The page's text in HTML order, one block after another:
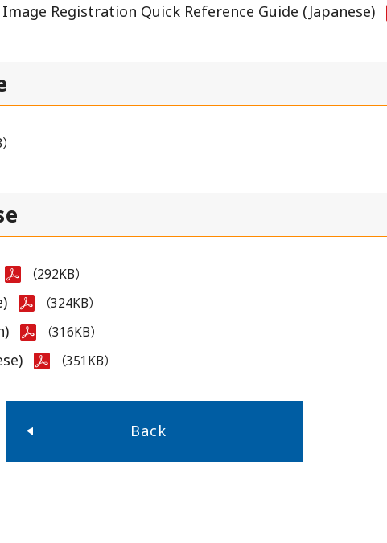
Registration Quick Reference Guide (Japanese)
（292KB）
（324KB）
（316KB）
（351KB）
Back